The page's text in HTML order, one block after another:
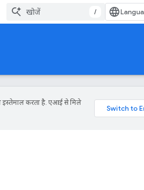
/
इस्तेमाल करता है. एआई से मिले